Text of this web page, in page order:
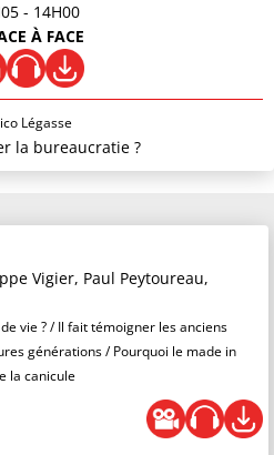
- 14H00
À FACE
Légasse
la bureaucratie ?
Vigier, Paul Peytoureau,
vie ? / Il fait témoigner les anciens
générations / Pourquoi le made in
la canicule